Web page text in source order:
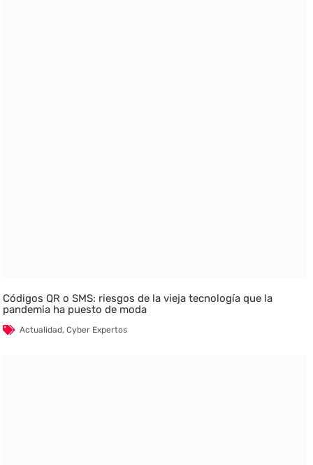
Códigos QR o SMS: riesgos de la vieja tecnología que la
pandemia ha puesto de moda
Actualidad,Cyber Expertos